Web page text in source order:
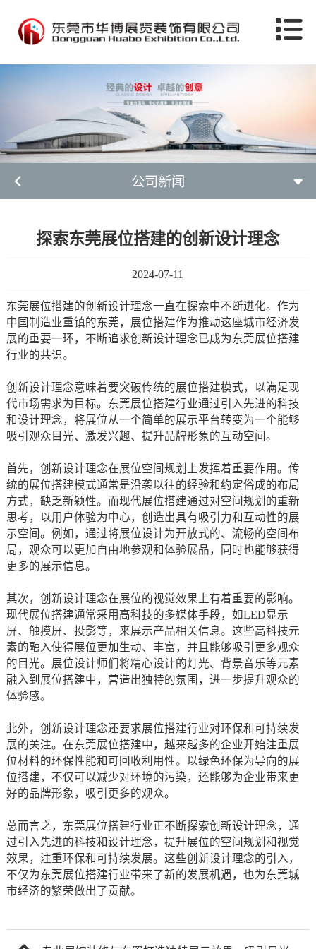
公司新闻
探索东莞展位搭建的创新设计理念
2024-07-11
东莞展位搭建的创新设计理念一直在探索中不断进化。作为
中国制造业重镇的东莞，展位搭建作为推动这座城市经济发
展的重要一环，不断追求创新设计理念已成为东莞展位搭建
行业的共识。
创新设计理念意味着要突破传统的展位搭建模式，以满足现
代市场需求为目标。东莞展位搭建行业通过引入先进的科技
和设计理念，将展位从一个简单的展示平台转变为一个能够
吸引观众目光、激发兴趣、提升品牌形象的互动空间。
首先，创新设计理念在展位空间规划上发挥着重要作用。传
统的展位搭建模式通常是沿袭以往的经验和约定俗成的布局
方式，缺乏新颖性。而现代展位搭建通过对空间规划的重新
思考，以用户体验为中心，创造出具有吸引力和互动性的展
示空间。例如，通过将展位设计为开放式的、流畅的空间布
局，观众可以更加自由地参观和体验展品，同时也能够获得
更多的展示信息。
其次，创新设计理念在展位的视觉效果上有着重要的影响。
现代展位搭建通常采用高科技的多媒体手段，如LED显示
屏、触摸屏、投影等，来展示产品相关信息。这些高科技元
素的融入使得展位更加生动、丰富，并且能够吸引更多观众
的目光。展位设计师们将精心设计的灯光、背景音乐等元素
融入到展位搭建中，营造出独特的氛围，进一步提升观众的
体验感。
此外，创新设计理念还要求展位搭建行业对环保和可持续发
展的关注。在东莞展位搭建中，越来越多的企业开始注重展
位材料的环保性能和可回收利用性。以绿色环保为导向的展
位搭建，不仅可以减少对环境的污染，还能够为企业带来更
好的品牌形象，吸引更多的观众。
总而言之，东莞展位搭建行业正不断探索创新设计理念，通
过引入先进的科技和设计理念，提升展位的空间规划和视觉
效果，注重环保和可持续发展。这些创新设计理念的引入，
不仅为东莞展位搭建行业带来了新的发展机遇，也为东莞城
市经济的繁荣做出了贡献。